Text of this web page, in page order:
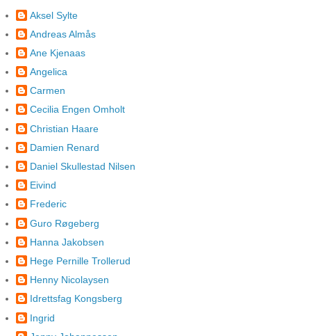
Aksel Sylte
Andreas Almås
Ane Kjenaas
Angelica
Carmen
Cecilia Engen Omholt
Christian Haare
Damien Renard
Daniel Skullestad Nilsen
Eivind
Frederic
Guro Røgeberg
Hanna Jakobsen
Hege Pernille Trollerud
Henny Nicolaysen
Idrettsfag Kongsberg
Ingrid